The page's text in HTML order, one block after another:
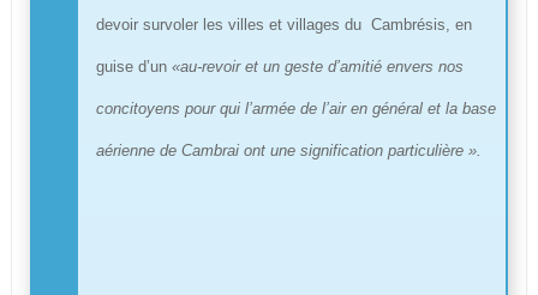
devoir survoler les villes et villages du Cambrésis, en
guise d’un «au-revoir et un geste d’amitié envers nos
concitoyens pour qui l’armée de l’air en général et la base
aérienne de Cambrai ont une signification particulière ».